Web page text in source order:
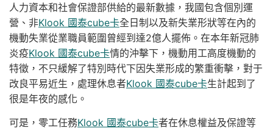
人力資本和社會保證部供給的最新數據，我國包含個別運
營、非Klook 國泰cube卡全日制以及新失業形狀等在內的
機動失業從業職員範圍曾經到達2億人擺佈。在本年新冠肺
炎疫Klook 國泰cube卡情的沖擊下，機動用工高度機動的
特徵，不只緩解了特別時代下因失業形成的繁重衝擊，對于
改良平易近生，處理休息者Klook 國泰cube卡生計起到了
很是年夜的感化。
可是，零工任務Klook 國泰cube卡者在休息權益及保證等